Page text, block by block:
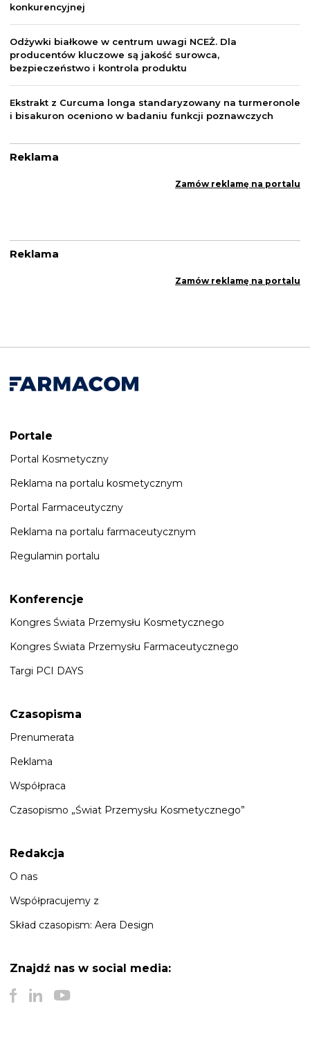
konkurencyjnej
Odżywki białkowe w centrum uwagi NCEŻ. Dla
producentów kluczowe są jakość surowca,
bezpieczeństwo i kontrola produktu
Ekstrakt z Curcuma longa standaryzowany na turmeronole
i bisakuron oceniono w badaniu funkcji poznawczych
Reklama
Zamów reklamę na portalu
Reklama
Zamów reklamę na portalu
Portale
Portal Kosmetyczny
Reklama na portalu kosmetycznym
Portal Farmaceutyczny
Reklama na portalu farmaceutycznym
Regulamin portalu
Konferencje
Kongres Świata Przemysłu Kosmetycznego
Kongres Świata Przemysłu Farmaceutycznego
Targi PCI DAYS
Czasopisma
Prenumerata
Reklama
Współpraca
Czasopismo „Świat Przemysłu Kosmetycznego”
Redakcja
O nas
Współpracujemy z
Skład czasopism: Aera Design
Znajdź nas w social media: